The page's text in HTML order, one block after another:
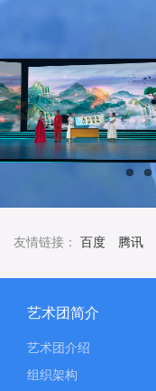
友情链接： 百度 腾讯
艺术团简介
艺术团介绍
组织架构